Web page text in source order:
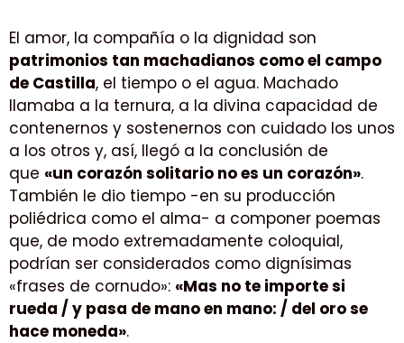
El amor, la compañía o la dignidad son
patrimonios tan machadianos como el campo
de Castilla, el tiempo o el agua. Machado
llamaba a la ternura, a la divina capacidad de
contenernos y sostenernos con cuidado los unos
a los otros y, así, llegó a la conclusión de
que «un corazón solitario no es un corazón».
También le dio tiempo -en su producción
poliédrica como el alma- a componer poemas
que, de modo extremadamente coloquial,
podrían ser considerados como dignísimas
«frases de cornudo»: «Mas no te importe si
rueda / y pasa de mano en mano: / del oro se
hace moneda».